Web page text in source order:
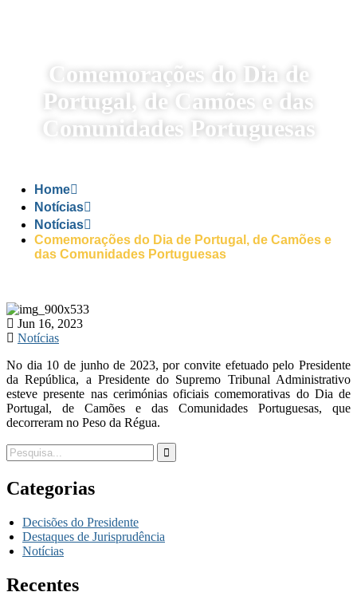
Comemorações do Dia de
Portugal, de Camões e das
Comunidades Portuguesas
Home
Notícias
Notícias
Comemorações do Dia de Portugal, de Camões e
das Comunidades Portuguesas
Jun 16, 2023
Notícias
No dia 10 de junho de 2023, por convite efetuado pelo Presidente
da República, a Presidente do Supremo Tribunal Administrativo
esteve presente nas cerimónias oficiais comemorativas do Dia de
Portugal, de Camões e das Comunidades Portuguesas, que
decorreram no Peso da Régua.
Categorias
Decisões do Presidente
Destaques de Jurisprudência
Notícias
Recentes